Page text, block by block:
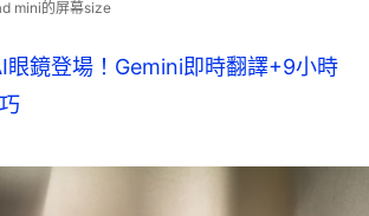
mini的屏幕size
眼鏡登場！Gemini即時翻譯+9小時